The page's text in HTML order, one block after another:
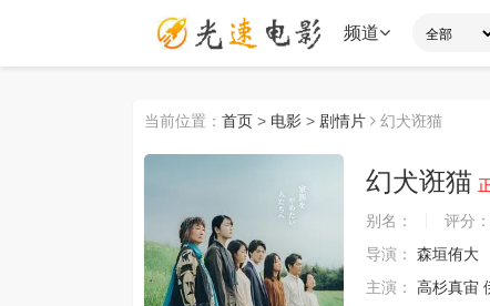
频道
当前位置： 首页 > 电影 > 剧情片 幻犬诳猫
幻犬诳猫
别名：
评分：
导演：
森垣侑大
主演：
高杉真宙